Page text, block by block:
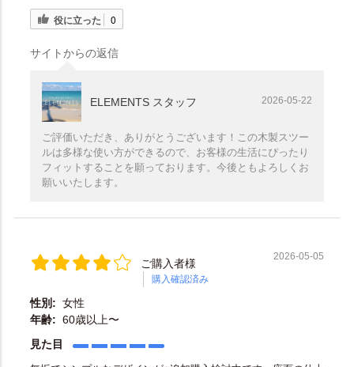
役に立った 0
サイトからの返信
ELEMENTS スタッフ 2026-05-22
ご評価いただき、ありがとうございます！この木製スツー
ルは多様な使い方ができるので、お客様の生活にぴったり
フィットすることを願っております。今後ともよろしくお
願いいたします。
ご購入者様
購入確認済み
2026-05-05
性別: 女性
年齢: 60歳以上〜
見た目